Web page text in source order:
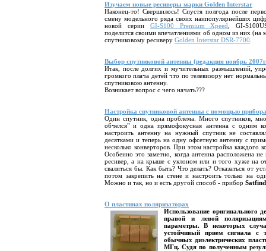
Изучаем новые ресиверы марки Golden Interstar
Наконец-то! Свершилось! Спустя полгода после
смену модельного ряда своих наипопулярнейших
новой серии GI-S100 Premium Xpeed
, GI-
поделится своими впечатлениями об одном из них
спутниковому ресиверу Golden Interstar DSR-7700
Выбор спутниковой антенны (редакция ноябрь
Итак, после долгих и мучительных размышлений,
громкого плача детей что по телевизору нет
спутниковою антенну.
Возникает вопрос с чего начать???
Настройка спутниковой антенны с помощью
Один спутник, одна проблема. Много спутников,
обчелся" и одна прямофокусная антенна с одним
настроить антенну на нужный спутник не
десятками и теперь на одну офсетную антенну с
несколько конверторов. При этом настройка каждого
Особенно это заметно, когда антенна расположена
ресивер, а на крыше с уклоном или и того хуже на
свалиться бы. Как быть? Что делать? Отказаться от
потом закрепить на стене и настроить только на
Можно и так, но и есть другой способ - прибор
О пластинах поляризаторах
Использование оригинального
правой и левой
параметры. В некоторых
устойчивый прием сигнала с
обычных диэлектрических
МГц. Судя по полученным